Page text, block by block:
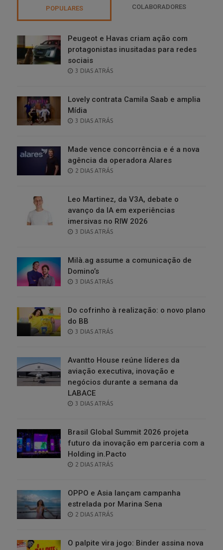
POPULARES COLABORADORES
Peugeot e Havas criam ação com
protagonistas inusitadas para redes
sociais
POSTED
3 DIAS ATRÁS
Lovely contrata Camila Saab e amplia
Mídia
POSTED
3 DIAS ATRÁS
Made vence concorrência e é a nova
agência da operadora Alares
POSTED
2 DIAS ATRÁS
Leo Martinez, da V3A, debate o
avanço da IA em experiências
imersivas no RIW 2026
POSTED
3 DIAS ATRÁS
Milà.ag assume a comunicação de
Domino’s
POSTED
3 DIAS ATRÁS
Do cofrinho à realização: o novo plano
do BB
POSTED
3 DIAS ATRÁS
Avantto House reúne líderes da
aviação executiva, inovação e
negócios durante a semana da
LABACE
POSTED
3 DIAS ATRÁS
Brasil Global Summit 2026 projeta
futuro da inovação em parceria com a
Holding in.Pacto
POSTED
2 DIAS ATRÁS
OPPO e Asia lançam campanha
estrelada por Marina Sena
POSTED
2 DIAS ATRÁS
O palpite vira jogo: Binder assina nova